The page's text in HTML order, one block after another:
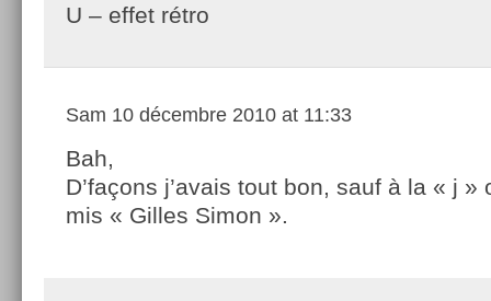
U – effet rétro
Sam 10 décembre 2010 at 11:33
Bah,
D’façons j’avais tout bon, sauf à la « j »
mis « Gilles Simon ».